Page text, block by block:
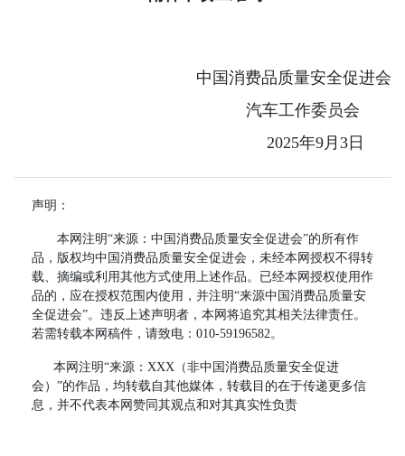
中国消费品质量安全促进会
汽车工作委员会
2025年9月3日
声明：
本网注明“来源：中国消费品质量安全促进会”的所有作
品，版权均中国消费品质量安全促进会，未经本网授权不得转
载、摘编或利用其他方式使用上述作品。已经本网授权使用作
品的，应在授权范围内使用，并注明“来源中国消费品质量安
全促进会”。违反上述声明者，本网将追究其相关法律责任。
若需转载本网稿件，请致电：010-59196582。
本网注明“来源：XXX（非中国消费品质量安全促进
会）”的作品，均转载自其他媒体，转载目的在于传递更多信
息，并不代表本网赞同其观点和对其真实性负责